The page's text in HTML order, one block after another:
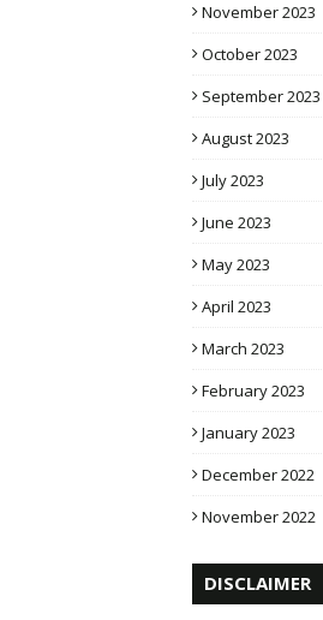
November 2023
October 2023
September 2023
August 2023
July 2023
June 2023
May 2023
April 2023
March 2023
February 2023
January 2023
December 2022
November 2022
DISCLAIMER